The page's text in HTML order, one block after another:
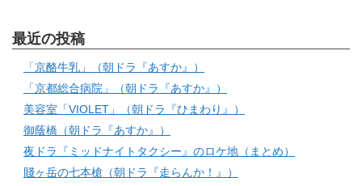
最近の投稿
「京酪牛乳」（朝ドラ『あすか』）
「京都総合病院」（朝ドラ『あすか』）
美容室「VIOLET」（朝ドラ『ひまわり』）
御蔭橋（朝ドラ『あすか』）
夜ドラ『ミッドナイトタクシー』のロケ地（まとめ）
賤ヶ岳の七本槍（朝ドラ『走らんか！』）